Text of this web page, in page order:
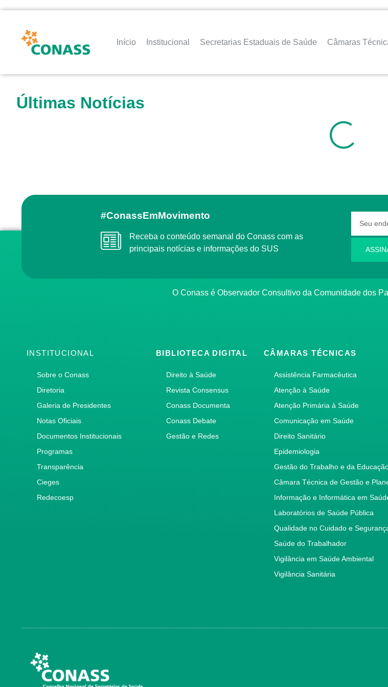
Início Institucional Secretarias Estaduais de Saúde Câmaras
Últimas Notícias
#ConassEmMovimento
Receba o conteúdo semanal do Conass com as
principais notícias e informações do SUS
O Conass é Observador Consultivo da Comunidade dos
INSTITUCIONAL
Sobre o Conass
Diretoria
Galeria de Presidentes
Notas Oficiais
Documentos Institucionais
Programas
Transparência
Cieges
Redecoesp
BIBLIOTECA DIGITAL
Direito à Saúde
Revista Consensus
Conass Documenta
Conass Debate
Gestão e Redes
CÂMARAS TÉCNICAS
Assistência Farmacêutica
Atenção à Saúde
Atenção Primária à Saúde
Comunicação em Saúde
Direito Sanitário
Epidemiologia
Gestão do Trabalho e da
Câmara Técnica de Gestão e
Informação e Informática em
Laboratórios de Saúde Pública
Qualidade no Cuidado e
Saúde do Trabalhador
Vigilância em Saúde Ambiental
Vigilância Sanitária